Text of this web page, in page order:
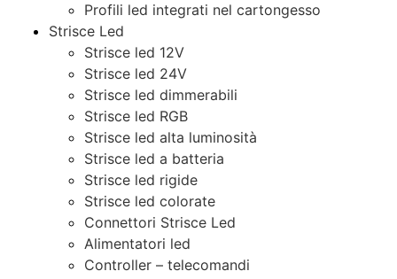
Profili led integrati nel cartongesso
Strisce Led
Strisce led 12V
Strisce led 24V
Strisce led dimmerabili
Strisce led RGB
Strisce led alta luminosità
Strisce led a batteria
Strisce led rigide
Strisce led colorate
Connettori Strisce Led
Alimentatori led
Controller – telecomandi